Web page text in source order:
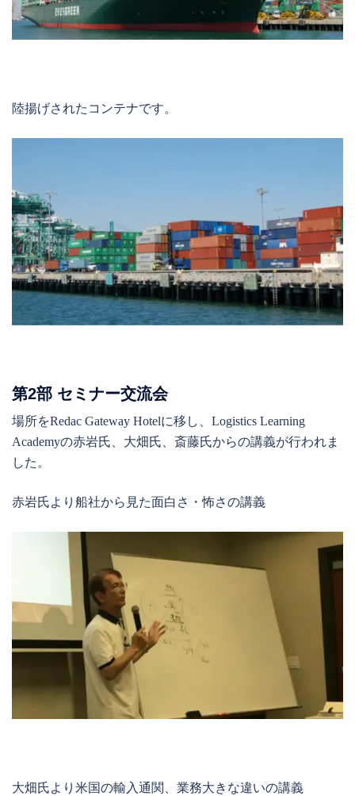
陸揚げされたコンテナです。
第2部 セミナー交流会
場所をRedac Gateway Hotelに移し、Logistics Learning
Academyの赤岩氏、大畑氏、斎藤氏からの講義が行われま
した。
赤岩氏より船社から見た面白さ・怖さの講義
大畑氏より米国の輸入通関、業務大きな違いの講義